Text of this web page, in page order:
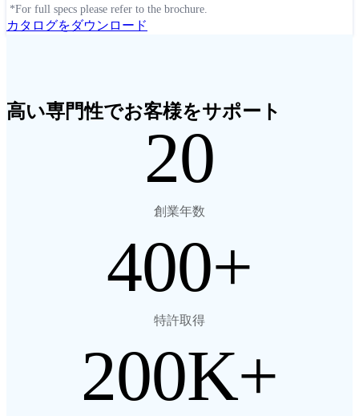
*For full specs please refer to the brochure.
カタログをダウンロード
高い専門性でお客様をサポート
20
創業年数
400
特許取得
200